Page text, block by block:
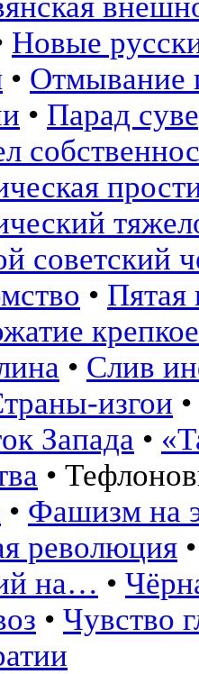
Новые
• Отмывание
• Парад
советский
• Пятая
крепкое
• Слив
изгои •
Запада •
•
• Фашизм на
революция
на… •
• Чувство